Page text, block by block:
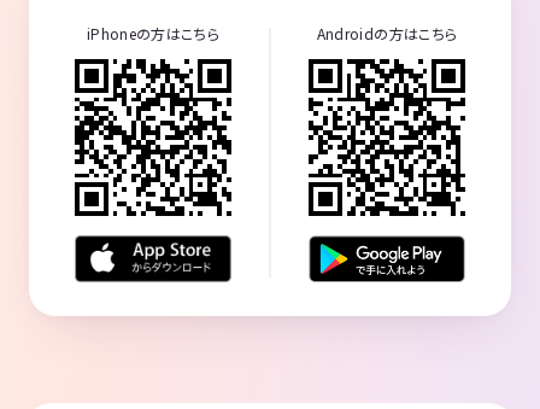
iPhoneの方はこちら Androidの方はこちら